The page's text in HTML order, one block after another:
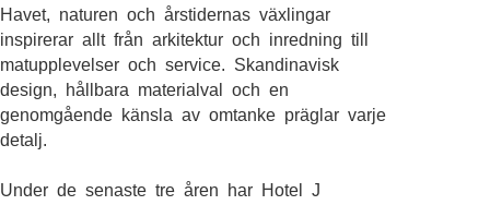
Havet, naturen och årstidernas växlingar
inspirerar allt från arkitektur och inredning till
matupplevelser och service. Skandinavisk
design, hållbara materialval och en
genomgående känsla av omtanke präglar varje
detalj.
Under de senaste tre åren har Hotel J